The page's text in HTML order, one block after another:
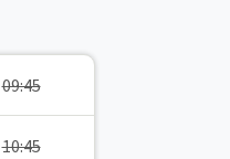
09:45
10:45